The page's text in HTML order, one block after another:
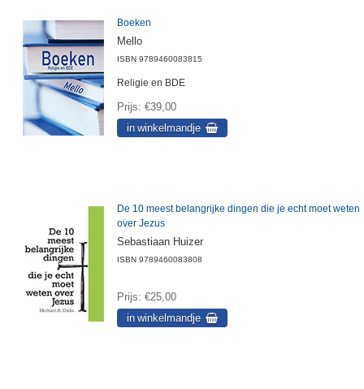
Boeken
Mello
ISBN 9789460083815
Religie en BDE
Prijs €39,00
De 10 meest belangrijke dingen die je echt moet weten
over Jezus
Sebastiaan Huizer
ISBN 9789460083808
Prijs €25,00